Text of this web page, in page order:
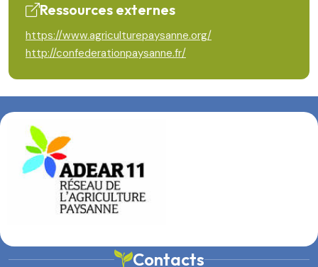
Ressources externes
https://www.agriculturepaysanne.org/
http://confederationpaysanne.fr/
Contacts